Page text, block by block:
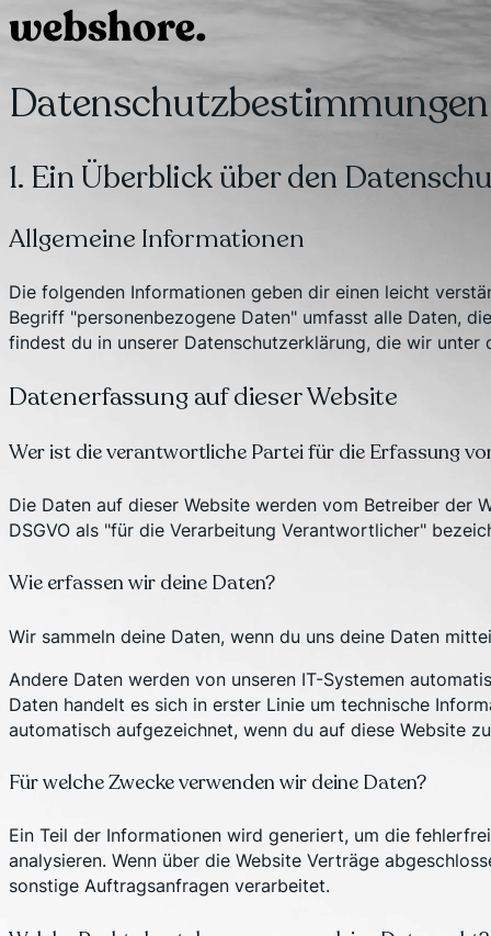
Datenschutzbestimmungen
1. Ein Überblick über den
Allgemeine Informationen
Die folgenden Informationen geben dir einen leicht
Begriff "personenbezogene Daten" umfasst alle Daten,
findest du in unserer Datenschutzerklärung, die wir unter
Datenerfassung auf dieser Website
Wer ist die verantwortliche Partei für die Erfassung
Die Daten auf dieser Website werden vom Betreiber
DSGVO als "für die Verarbeitung Verantwortlicher"
Wie erfassen wir deine Daten?
Wir sammeln deine Daten, wenn du uns deine Daten
Andere Daten werden von unseren IT-Systemen
Daten handelt es sich in erster Linie um technische
automatisch aufgezeichnet, wenn du auf diese Website
Für welche Zwecke verwenden wir deine Daten?
Ein Teil der Informationen wird generiert, um die
analysieren. Wenn über die Website Verträge
sonstige Auftragsanfragen verarbeitet.